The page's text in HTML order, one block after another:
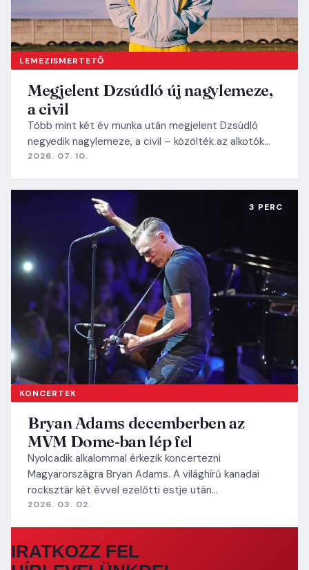
LEMEZISMERTETŐ
Megjelent Dzsúdló új nagylemeze,
a civil
Több mint két év munka után megjelent Dzsúdló
negyedik nagylemeze, a civil – közölték az alkotók…
2026. 07. 10.
KONCERTEK
3 PERC
Bryan Adams decemberben az
MVM Dome-ban lép fel
Nyolcadik alkalommal érkezik koncertezni
Magyarországra Bryan Adams. A világhírű kanadai
rocksztár két évvel ezelőtti estje után…
2026. 03. 02.
IRATKOZZ FEL